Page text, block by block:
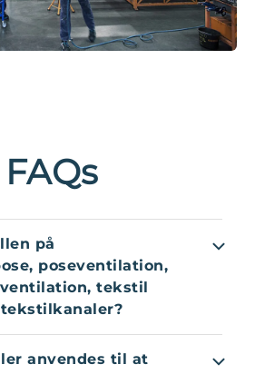
FAQs
på
poseventilation,
tekstil
hele verden, hvilket betyder,
anvendes til at